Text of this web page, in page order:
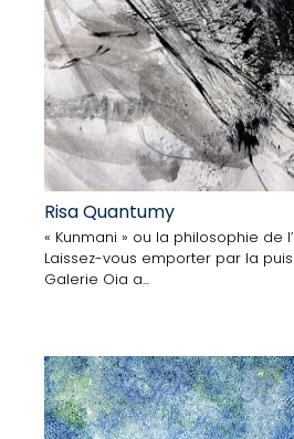
Risa Quantumy
« Kunmani » ou la philosophie de
Laissez-vous emporter par la
Galerie Oia a...